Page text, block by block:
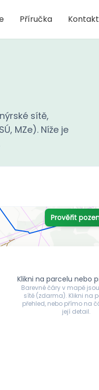
Příručka Kontakt
sítě,
MZe). Níže je